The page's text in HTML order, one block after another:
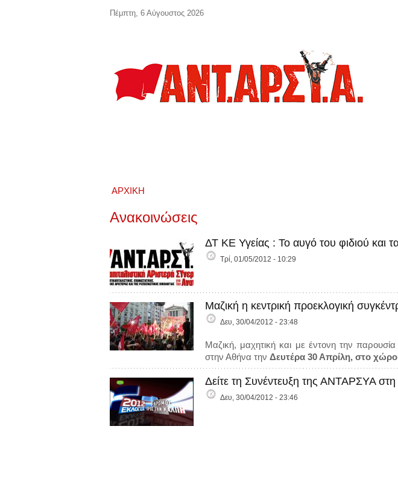
ΑΡΧΙΚΉ
Ανακοινώσεις
ΔΤ ΚΕ Υγείας : Το αυγό του φιδιού και
Τρί, 01/05/2012 - 10:29
Μαζική η κεντρική προεκλογική
Δευ, 30/04/2012 - 23:48
Μαζική, μαχητική και με έντονη την
στην Αθήνα την Δευτέρα 30 Απρίλη, στο χώρο
Δείτε τη Συνέντευξη της ΑΝΤΑΡΣΥΑ
Δευ, 30/04/2012 - 23:46
Πέμπτη, 6 Αύγουστος 2026